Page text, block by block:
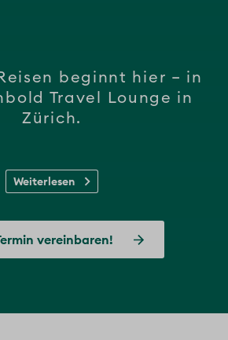
beginnt hier – in
Travel Lounge in
Zürich.
Weiterlesen
Atmosphäre beraten wir Sie
Angeboten der
vereinbaren!